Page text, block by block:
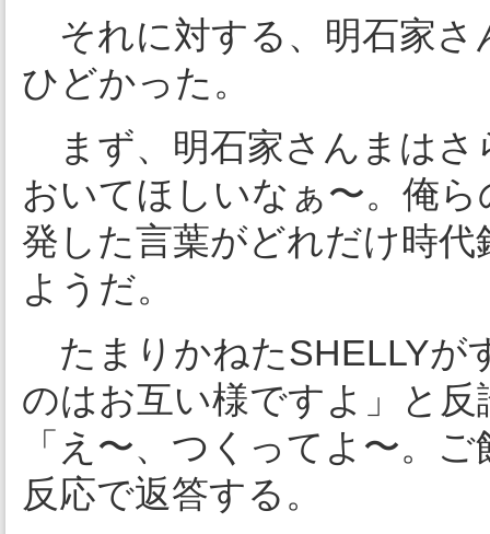
それに対する、明石家さ
ひどかった。
まず、明石家さんまはさ
おいてほしいなぁ〜。俺
発した言葉がどれだけ時
ようだ。
たまりかねたSHELLYが
のはお互い様ですよ」と
「え〜、つくってよ〜。
反応で返答する。